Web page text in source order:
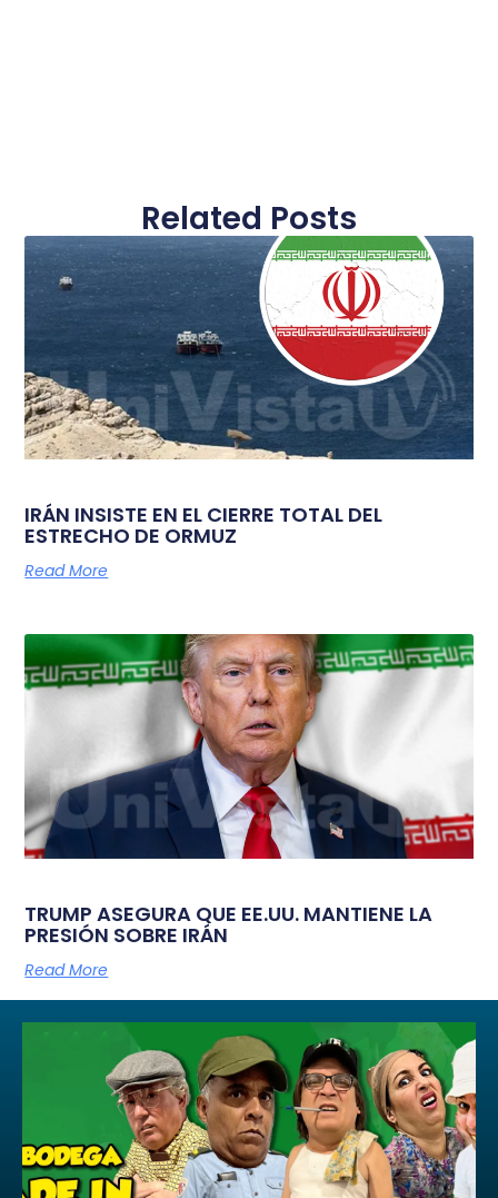
Related Posts
IRÁN INSISTE EN EL CIERRE TOTAL DEL
ESTRECHO DE ORMUZ
Read More
TRUMP ASEGURA QUE EE.UU. MANTIENE LA
PRESIÓN SOBRE IRÁN
Read More